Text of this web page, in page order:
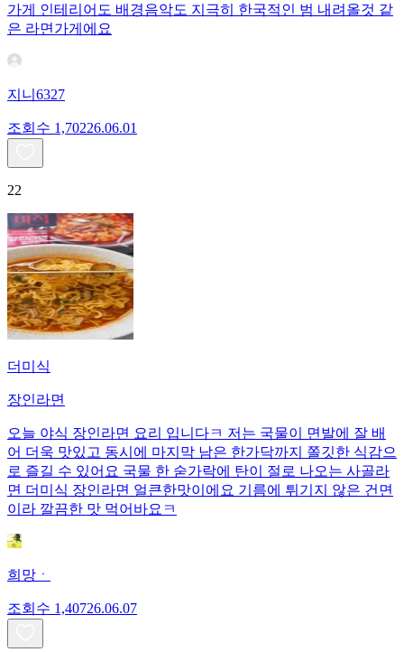
가게 인테리어도 배경음악도 지극히 한국적인 범 내려올것 같
은 라면가게에요
지니6327
조회수 1,70226.06.01
22
더미식
장인라면
오늘 야식 장인라면 요리 입니다ㅋ 저는 국물이 면발에 잘 배
어 더욱 맛있고 동시에 마지막 남은 한가닥까지 쫄깃한 식감으
로 즐길 수 있어요 국물 한 숟가락에 탄이 절로 나오는 사골라
면 더미식 장인라면 얼큰한맛이에요 기름에 튀기지 않은 건면
이라 깔끔한 맛 먹어바요ㅋ
희망ㆍ
조회수 1,40726.06.07